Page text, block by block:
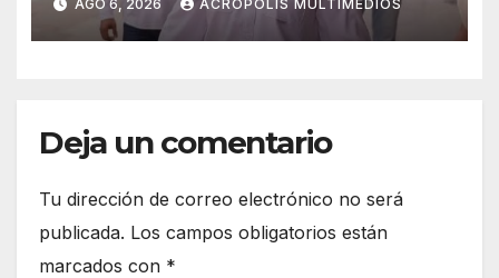
AGO 6, 2026 ACRÓPOLIS MULTIMEDIOS
Deja un comentario
Tu dirección de correo electrónico no será
publicada. Los campos obligatorios están
marcados con *